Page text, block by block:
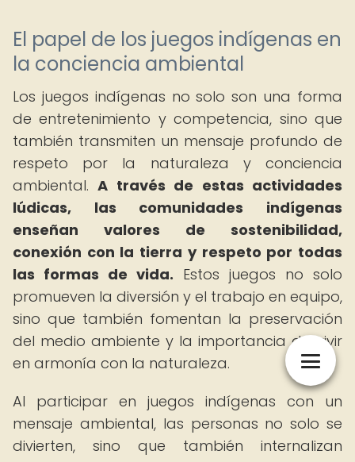
El papel de los juegos indígenas en
la conciencia ambiental
Los juegos indígenas no solo son una forma
de entretenimiento y competencia, sino que
también transmiten un mensaje profundo de
respeto por la naturaleza y conciencia
ambiental.A través de estas actividades
lúdicas, las comunidades indígenas
enseñan valores de sostenibilidad,
conexión con la tierra y respeto por todas
las formas de vida. Estos juegos no solo
promueven la diversión y el trabajo en equipo,
sino que también fomentan la preservación
del medio ambiente y la importancia de vivir
en armonía con la naturaleza.
Al participar en juegos indígenas con un
mensaje ambiental, las personas no solo se
divierten, sino que también internalizan